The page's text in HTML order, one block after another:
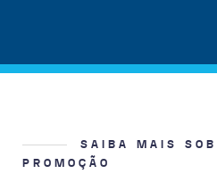
SAIBA MAIS
PROMOÇÃO